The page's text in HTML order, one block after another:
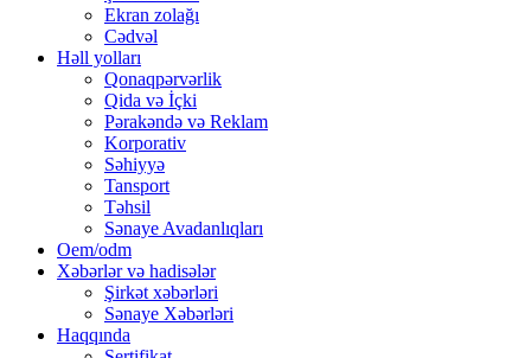
Ekran zolağı
Cədvəl
Həll yolları
Qonaqpərvərlik
Qida və İçki
Pərakəndə və Reklam
Korporativ
Səhiyyə
Tansport
Təhsil
Sənaye Avadanlıqları
Oem/odm
Xəbərlər və hadisələr
Şirkət xəbərləri
Sənaye Xəbərləri
Haqqında